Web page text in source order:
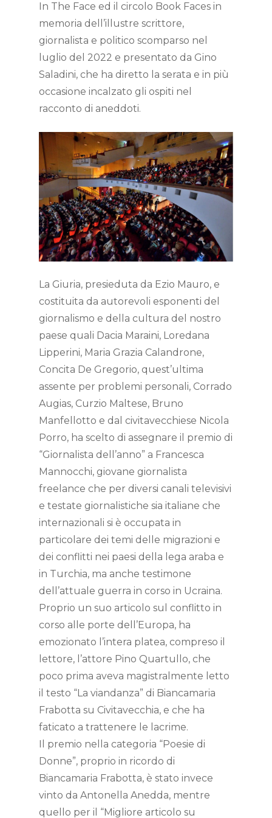
In The Face ed il circolo Book Faces in
memoria dell’illustre scrittore,
giornalista e politico scomparso nel
luglio del 2022 e presentato da Gino
Saladini, che ha diretto la serata e in più
occasione incalzato gli ospiti nel
racconto di aneddoti.
La Giuria, presieduta da Ezio Mauro, e
costituita da autorevoli esponenti del
giornalismo e della cultura del nostro
paese quali Dacia Maraini, Loredana
Lipperini, Maria Grazia Calandrone,
Concita De Gregorio, quest’ultima
assente per problemi personali, Corrado
Augias, Curzio Maltese, Bruno
Manfellotto e dal civitavecchiese Nicola
Porro, ha scelto di assegnare il premio di
“Giornalista dell’anno” a Francesca
Mannocchi, giovane giornalista
freelance che per diversi canali televisivi
e testate giornalistiche sia italiane che
internazionali si è occupata in
particolare dei temi delle migrazioni e
dei conflitti nei paesi della lega araba e
in Turchia, ma anche testimone
dell’attuale guerra in corso in Ucraina.
Proprio un suo articolo sul conflitto in
corso alle porte dell’Europa, ha
emozionato l’intera platea, compreso il
lettore, l’attore Pino Quartullo, che
poco prima aveva magistralmente letto
il testo “La viandanza” di Biancamaria
Frabotta su Civitavecchia, e che ha
faticato a trattenere le lacrime.
Il premio nella categoria “Poesie di
Donne”, proprio in ricordo di
Biancamaria Frabotta, è stato invece
vinto da Antonella Anedda, mentre
quello per il “Migliore articolo su